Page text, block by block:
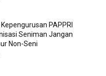
PAPPRI
Seniman Jangan
Non-Seni